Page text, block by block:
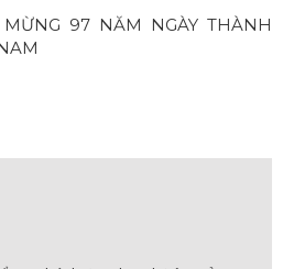
97 NĂM NGÀY THÀNH